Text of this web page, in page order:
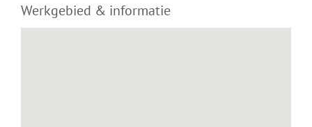
Werkgebied & informatie